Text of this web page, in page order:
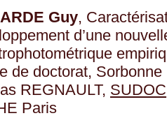
Guy,
d’une
de doctorat,
REGNAULT, SUDOC
Paris